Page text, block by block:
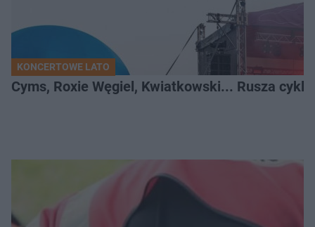
KONCERTOWE LATO
Cyms, Roxie Węgiel, Kwiatkowski... Rusza cykl